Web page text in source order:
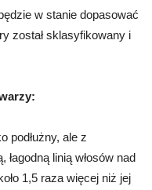
w stanie dopasować
został sklasyfikowany i
podłużny, ale z
linią włosów nad
1,5 raza więcej niż jej